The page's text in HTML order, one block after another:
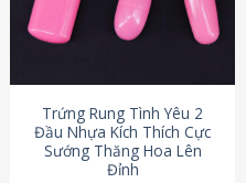
tùy
chọn
được
chọn
trên
trang
Trứng Rung Tình Yêu 2
Đầu Nhựa Kích Thích Cực
Sướng Thăng Hoa Lên
Đỉnh